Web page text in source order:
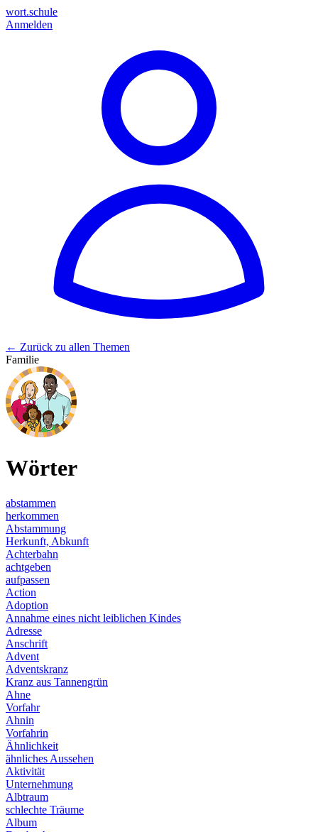
wort.schule
Anmelden
← Zurück zu allen Themen
Familie
Wörter
abstammen
herkommen
Abstammung
Herkunft, Abkunft
Achterbahn
achtgeben
aufpassen
Action
Adoption
Annahme eines nicht leiblichen Kindes
Adresse
Anschrift
Advent
Adventskranz
Kranz aus Tannengrün
Ahne
Vorfahr
Ahnin
Vorfahrin
Ähnlichkeit
ähnliches Aussehen
Aktivität
Unternehmung
Albtraum
schlechte Träume
Album